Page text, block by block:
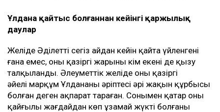
Ұлдана қайтыс болғаннан кейінгі қаржылық
даулар
Желіде Әділеттің сегіз айдан кейін қайта үйленгені
ғана емес, оның қазіргі жарының кім екені де қызу
талқыланды. Әлеуметтік желіде оның қазіргі
әйелі марқұм Ұлдананың әріптесі әрі жақын құрбысы
болған деген ақпарат тараған. Сонымен қатар оның
қайғылы жағдайдан көп ұзамай жүкті болғаны